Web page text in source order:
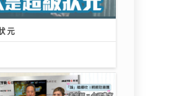
元